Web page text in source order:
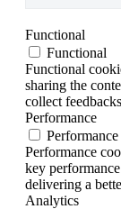
Functional
Functional
Functional
sharing the
collect
Performance
Performance
Performance
key
delivering a
Analytics